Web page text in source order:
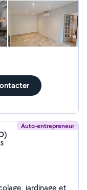
Auto-entrepreneur
jardinage et